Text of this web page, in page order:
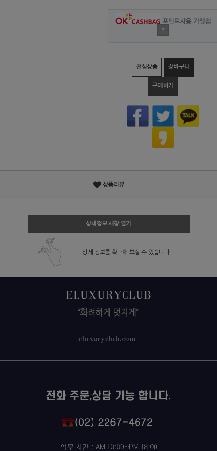
포인트사용 가맹점
?
관심상품 장바구니
구매하기
상품리뷰
상세정보 새창 열기
상세 정보를 확대해 보실 수 있습니다.